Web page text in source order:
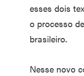
esses dois
o processo
brasileiro.
Nesse novo